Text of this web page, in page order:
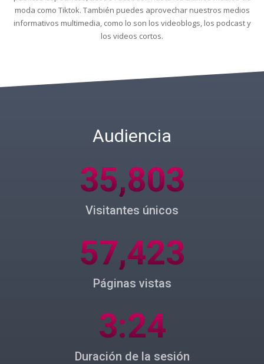
moda como Tiktok. También puedes aprovechar nuestros medios
informativos multimedia, como lo son los videoblogs, los podcast y
los videos cortos.
Audiencia
35,803
Visitantes únicos
57,423
Páginas vistas
3:24
Duración de la sesión